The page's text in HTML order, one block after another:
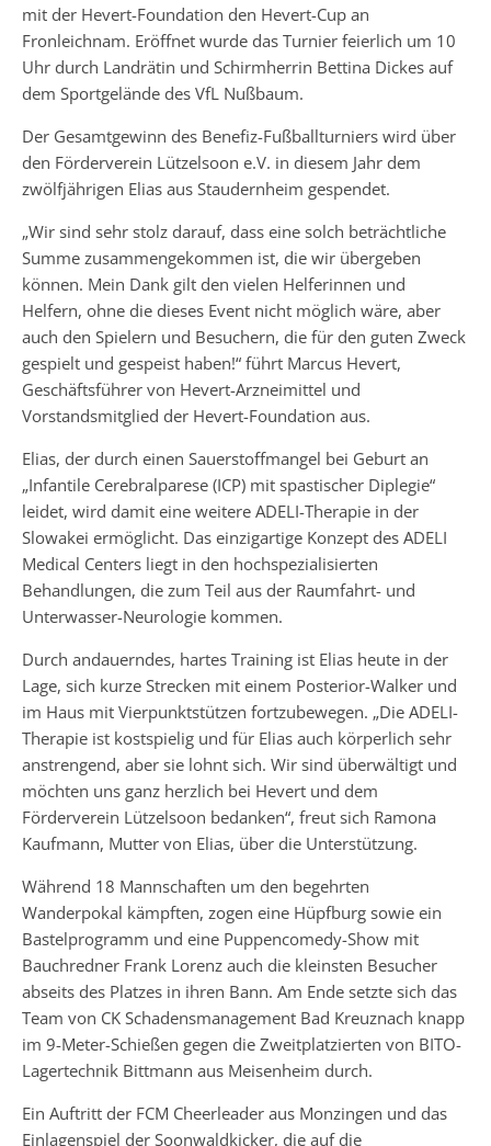
mit der Hevert-Foundation den Hevert-Cup an
Fronleichnam. Eröffnet wurde das Turnier feierlich um 10
Uhr durch Landrätin und Schirmherrin Bettina Dickes auf
dem Sportgelände des VfL Nußbaum.
Der Gesamtgewinn des Benefiz-Fußballturniers wird über
den Förderverein Lützelsoon e.V. in diesem Jahr dem
zwölfjährigen Elias aus Staudernheim gespendet.
„Wir sind sehr stolz darauf, dass eine solch beträchtliche
Summe zusammengekommen ist, die wir übergeben
können. Mein Dank gilt den vielen Helferinnen und
Helfern, ohne die dieses Event nicht möglich wäre, aber
auch den Spielern und Besuchern, die für den guten Zweck
gespielt und gespeist haben!“ führt Marcus Hevert,
Geschäftsführer von Hevert-Arzneimittel und
Vorstandsmitglied der Hevert-Foundation aus.
Elias, der durch einen Sauerstoffmangel bei Geburt an
„Infantile Cerebralparese (ICP) mit spastischer Diplegie“
leidet, wird damit eine weitere ADELI-Therapie in der
Slowakei ermöglicht. Das einzigartige Konzept des ADELI
Medical Centers liegt in den hochspezialisierten
Behandlungen, die zum Teil aus der Raumfahrt- und
Unterwasser-Neurologie kommen.
Durch andauerndes, hartes Training ist Elias heute in der
Lage, sich kurze Strecken mit einem Posterior-Walker und
im Haus mit Vierpunktstützen fortzubewegen. „Die ADELI-
Therapie ist kostspielig und für Elias auch körperlich sehr
anstrengend, aber sie lohnt sich. Wir sind überwältigt und
möchten uns ganz herzlich bei Hevert und dem
Förderverein Lützelsoon bedanken“, freut sich Ramona
Kaufmann, Mutter von Elias, über die Unterstützung.
Während 18 Mannschaften um den begehrten
Wanderpokal kämpften, zogen eine Hüpfburg sowie ein
Bastelprogramm und eine Puppencomedy-Show mit
Bauchredner Frank Lorenz auch die kleinsten Besucher
abseits des Platzes in ihren Bann. Am Ende setzte sich das
Team von CK Schadensmanagement Bad Kreuznach knapp
im 9-Meter-Schießen gegen die Zweitplatzierten von BITO-
Lagertechnik Bittmann aus Meisenheim durch.
Ein Auftritt der FCM Cheerleader aus Monzingen und das
Einlagenspiel der Soonwaldkicker, die auf die